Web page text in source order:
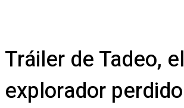
Tráiler de Tadeo, el
explorador perdido